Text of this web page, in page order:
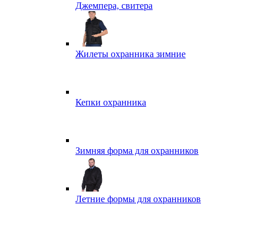
Джемпера, свитера
Жилеты охранника зимние
Кепки охранника
Зимняя форма для охранников
Летние формы для охранников